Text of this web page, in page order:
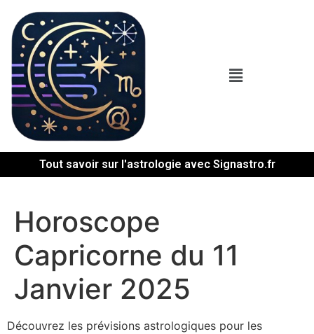
Tout savoir sur l'astrologie avec Signastro.fr
Horoscope
Capricorne du 11
Janvier 2025
Découvrez les prévisions astrologiques pour les